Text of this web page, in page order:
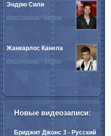
Эндрю Сили
Иностранные / Актёры
Жанкарлос Канела
Иностранные / Актёры
Новые видеозаписи:
Бриджит Джонс 3 - Русский